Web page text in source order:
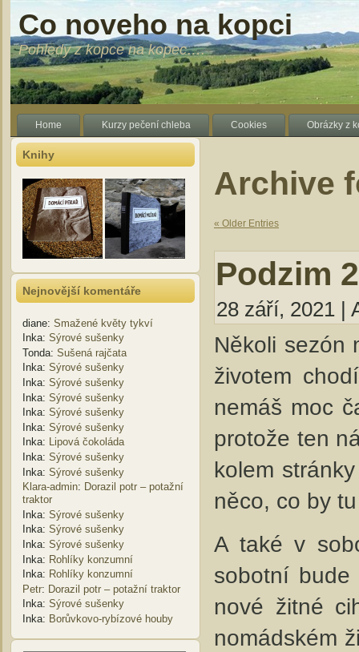
Co noveho na kopci
Pohledy z kopce na kopec….
Home Kurzy pečení chleba Cookies Obrázky z
Knihy
Nejnovější komentáře
diane: Smažené květy tykví
Inka: Sýrové sušenky
Tonda: Sušená rajčata
Inka: Sýrové sušenky
Inka: Sýrové sušenky
Inka: Sýrové sušenky
Inka: Sýrové sušenky
Inka: Sýrové sušenky
Inka: Lipová čokoláda
Inka: Sýrové sušenky
Inka: Sýrové sušenky
Klara-admin: Dorazil potr – potažní
traktor
Inka: Sýrové sušenky
Inka: Sýrové sušenky
Inka: Sýrové sušenky
Inka: Rohlíky konzumní
Inka: Rohlíky konzumní
Petr: Dorazil potr – potažní traktor
Inka: Sýrové sušenky
Inka: Borůvkovo-rybízové houby
Archive
« Older Entries
Podzim
28 září, 2021 |
Několi sezón
životem
nemáš moc
protože ten
kolem
něco, co by
A také v
sobotní
nové žitné
nomádském